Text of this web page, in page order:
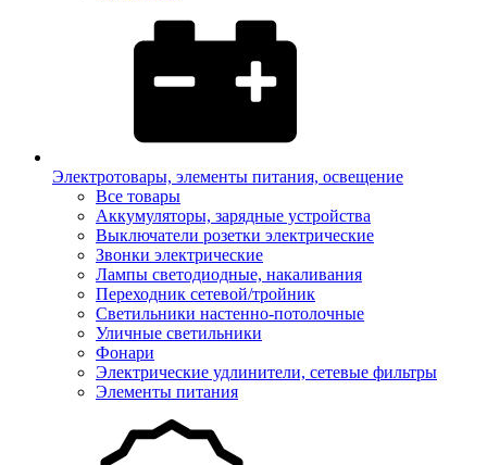
Электротовары, элементы питания, освещение
Все товары
Аккумуляторы, зарядные устройства
Выключатели розетки электрические
Звонки электрические
Лампы светодиодные, накаливания
Переходник сетевой/тройник
Светильники настенно-потолочные
Уличные светильники
Фонари
Электрические удлинители, сетевые фильтры
Элементы питания